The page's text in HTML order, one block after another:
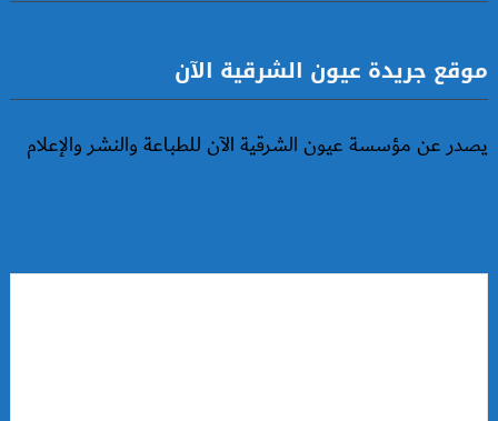
موقع جريدة عيون الشرقية الآن
يصدر عن مؤسسة عيون الشرقية الآن للطباعة والنشر والإعلام